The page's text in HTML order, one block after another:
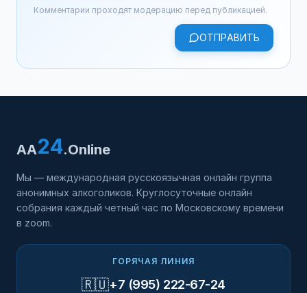
Комментарии проходят модерацию перед публикацией.
ОТПРАВИТЬ
AA24.Online
Мы — международная русскоязычная онлайн группа
анонимных алкоголиков. Круглосуточные онлайн
собрания каждый четный час по Московскому времени
в zoom.
ГОРЯЧАЯ ЛИНИЯ
🇷🇺+7 (995) 222-67-24